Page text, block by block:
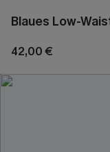
Blaues Low-
42,00 €